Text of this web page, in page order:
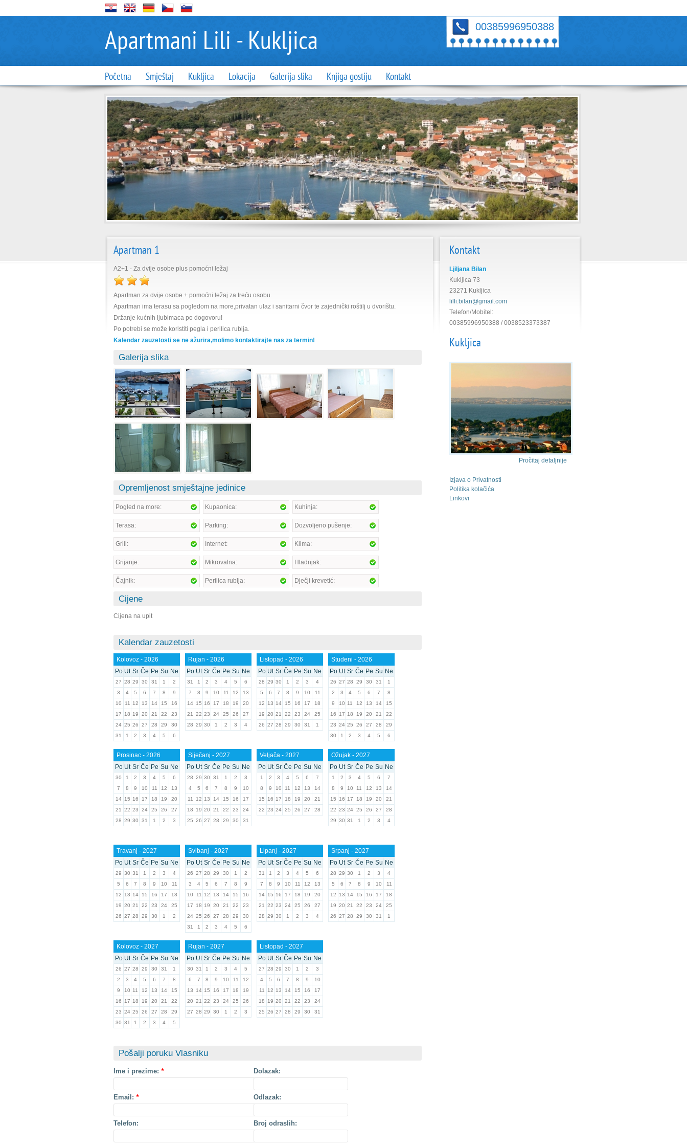
Apartmani Lili - Kukljica 00385996950388
Početna Smještaj Kukljica Lokacija Galerija slika Knjiga gostiju Kontakt
Apartman 1
A2+1 - Za dvije osobe plus pomoćni ležaj
Apartman za dvije osobe + pomoćni ležaj za treću osobu.
Apartman ima terasu sa pogledom na more,privatan ulaz i sanitarni čvor te zajednički roštilj u dvorištu.
Držanje kućnih ljubimaca po dogovoru!
Po potrebi se može koristiti pegla i perilica rublja.
Kalendar zauzetosti se ne ažurira,molimo kontaktirajte nas za termin!
Galerija slika
Opremljenost smještajne jedinice
Pogled na more: Kupaonica: Kuhinja:
Terasa: Parking: Dozvoljeno pušenje:
Grill: Internet: Klima:
Grijanje: Mikrovalna: Hladnjak:
Čajnik: Perilica rublja: Dječji krevetić:
Cijene
Cijena na upit
Kalendar zauzetosti
Kolovoz - 2026
Po Ut Sr Če Pe Su Ne
27 28 29 30 31 1
2
3
4 5 6 7 8
9
10
11 12 13 14 15
16
17 18 19 20 21 22
23
24 25 26 27 28 29
30
31
1 2 3 4 5 6
Rujan - 2026
Po Ut Sr Če Pe Su Ne
31 1 2 3 4 5
6
7
8 9 10 11 12
13
14 15 16 17 18 19
20
21 22 23 24 25 26
27
28 29 30 1 2 3 4
Listopad - 2026
Po Ut Sr Če Pe Su Ne
28 29 30 1 2 3
4
5
6 7 8 9 10
11
12 13 14 15 16 17
18
19 20 21 22 23 24
25
26 27 28 29 30 31 1
Studeni - 2026
Po Ut Sr Če Pe Su Ne
26 27 28 29 30 31
1
2
3 4 5 6 7
8
9
10 11 12 13 14
15
16 17 18 19 20 21
22
23 24 25 26 27 28
29
30
1 2 3 4 5 6
Prosinac - 2026
Po Ut Sr Če Pe Su Ne
30 1 2 3 4 5
6
7
8 9 10 11 12
13
14 15 16 17 18 19
20
21 22 23 24 25 26
27
28 29 30 31 1 2 3
Siječanj - 2027
Po Ut Sr Če Pe Su Ne
28 29 30 31 1 2
3
4
5 6 7 8 9
10
11 12 13 14 15 16
17
18 19 20 21 22 23
24
25 26 27 28 29 30 31
Veljača - 2027
Po Ut Sr Če Pe Su Ne
1 2 3 4 5 6
7
8
9 10 11 12 13
14
15 16 17 18 19 20
21
22 23 24 25 26 27 28
Ožujak - 2027
Po Ut Sr Če Pe Su Ne
1 2 3 4 5 6
7
8
9 10 11 12 13
14
15 16 17 18 19 20
21
22 23 24 25 26 27
28
29 30 31 1 2 3 4
Travanj - 2027
Po Ut Sr Če Pe Su Ne
29 30 31 1 2 3
4
5
6 7 8 9 10
11
12 13 14 15 16 17
18
19 20 21 22 23 24
25
26 27 28 29 30 1 2
Svibanj - 2027
Po Ut Sr Če Pe Su Ne
26 27 28 29 30 1
2
3
4 5 6 7 8
9
10
11 12 13 14 15
16
17 18 19 20 21 22
23
24 25 26 27 28 29
30
31
1 2 3 4 5 6
Lipanj - 2027
Po Ut Sr Če Pe Su Ne
31 1 2 3 4 5
6
7
8 9 10 11 12
13
14 15 16 17 18 19
20
21 22 23 24 25 26
27
28 29 30 1 2 3 4
Srpanj - 2027
Po Ut Sr Če Pe Su Ne
28 29 30 1 2 3
4
5
6 7 8 9 10
11
12 13 14 15 16 17
18
19 20 21 22 23 24
25
26 27 28 29 30 31 1
Kolovoz - 2027
Po Ut Sr Če Pe Su Ne
26 27 28 29 30 31
1
2
3 4 5 6 7
8
9
10 11 12 13 14
15
16 17 18 19 20 21
22
23 24 25 26 27 28
29
30 31 1 2 3 4 5
Rujan - 2027
Po Ut Sr Če Pe Su Ne
30 31 1 2 3 4
5
6
7 8 9 10 11
12
13 14 15 16 17 18
19
20 21 22 23 24 25
26
27 28 29 30 1 2 3
Listopad - 2027
Po Ut Sr Če Pe Su Ne
27 28 29 30 1 2
3
4
5 6 7 8 9
10
11 12 13 14 15 16
17
18 19 20 21 22 23
24
25 26 27 28 29 30 31
Pošalji poruku Vlasniku
Ime i prezime: *
Email: *
Telefon:
Dolazak:
Odlazak:
Broj odraslih:
Kontakt
Ljiljana Bilan
Kukljica 73
23271 Kukljica
lilli.bilan@gmail.com
Telefon/Mobitel:
00385996950388 / 0038523373387
Kukljica
Pročitaj detaljnije
Izjava o Privatnosti
Politika kolačića
Linkovi